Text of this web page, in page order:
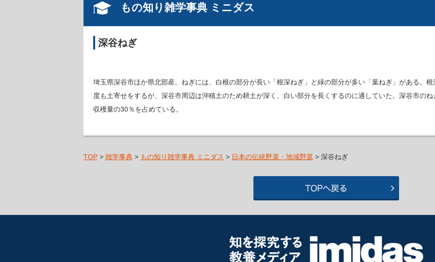
もの知り雑学事典 ミニダス
深谷ねぎ
埼玉県深谷市ほか県北部産。ねぎには、白根の部分が長い「根深ねぎ」と緑の部分が多い「葉ねぎ」がある。
度も土寄せをするが、深谷市周辺は沖積土のため耕土が深く、白い部分を長くするのに適していた。深谷市の
収穫量の30％を占めている。
TOP > 雑学事典 > もの知り雑学事典 ミニダス > 日本の伝統野菜・地域野菜 > 深谷ねぎ